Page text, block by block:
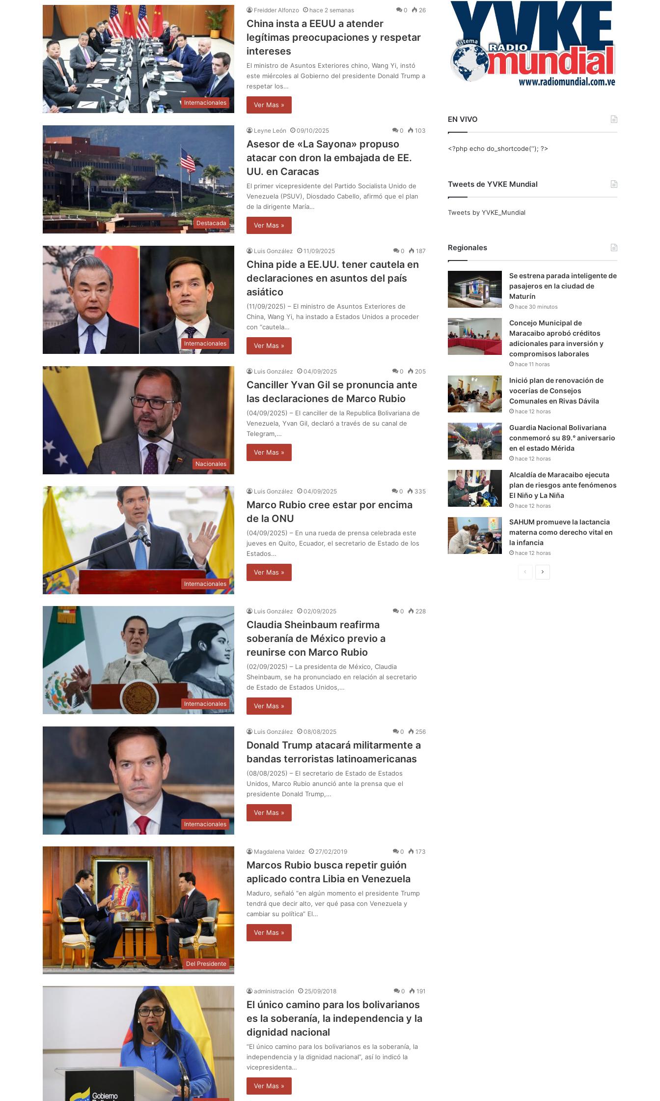
Internacionales
Freidder Alfonzo hace 2 semanas 0 26
China insta a EEUU a atender
legítimas preocupaciones y respetar
intereses
El ministro de Asuntos Exteriores chino, Wang Yi, instó
este miércoles al Gobierno del presidente Donald Trump a
respetar los…
Ver Mas »
Destacada
Leyne León 09/10/2025 0 103
Asesor de «La Sayona» propuso
atacar con dron la embajada de EE.
UU. en Caracas
El primer vicepresidente del Partido Socialista Unido de
Venezuela (PSUV), Diosdado Cabello, afirmó que el plan
de la dirigente María…
Ver Mas »
Internacionales
Luis González 11/09/2025 0 187
China pide a EE.UU. tener cautela en
declaraciones en asuntos del país
asiático
(11/09/2025) – El ministro de Asuntos Exteriores de
China, Wang Yi, ha instado a Estados Unidos a proceder
con “cautela…
Ver Mas »
Nacionales
Luis González 04/09/2025 0 205
Canciller Yvan Gil se pronuncia ante
las declaraciones de Marco Rubio
(04/09/2025) – El canciller de la Republica Bolivariana de
Venezuela, Yvan Gil, declaró a través de su canal de
Telegram,…
Ver Mas »
Internacionales
Luis González 04/09/2025 0 335
Marco Rubio cree estar por encima
de la ONU
(04/09/2025) – En una rueda de prensa celebrada este
jueves en Quito, Ecuador, el secretario de Estado de los
Estados…
Ver Mas »
Internacionales
Luis González 02/09/2025 0 228
Claudia Sheinbaum reafirma
soberanía de México previo a
reunirse con Marco Rubio
(02/09/2025) – La presidenta de México, Claudia
Sheinbaum, se ha pronunciado en relación al secretario
de Estado de Estados Unidos,…
Ver Mas »
Internacionales
Luis González 08/08/2025 0 256
Donald Trump atacará militarmente a
bandas terroristas latinoamericanas
(08/08/2025) – El secretario de Estado de Estados
Unidos, Marco Rubio anunció ante la prensa que el
presidente Donald Trump,…
Ver Mas »
Del Presidente
Magdalena Valdez 27/02/2019 0 173
Marcos Rubio busca repetir guión
aplicado contra Libia en Venezuela
Maduro, señaló “en algún momento el presidente Trump
tendrá que decir alto, ver qué pasa con Venezuela y
cambiar su política” El…
Ver Mas »
administración 25/09/2018 0 191
El único camino para los bolivarianos
es la soberanía, la independencia y la
dignidad nacional
“El único camino para los bolivarianos es la soberanía, la
independencia y la dignidad nacional”, así lo indicó la
vicepresidenta…
Ver Mas »
r
EN VIVO
<?php echo do_shortcode(‘‘); ?>
Tweets de YVKE Mundial
Tweets by YVKE_Mundial
Regionales
Se estrena parada inteligente de
pasajeros en la ciudad de
Maturín
hace 30 minutos
Concejo Municipal de
Maracaibo aprobó créditos
adicionales para inversión y
compromisos laborales
hace 11 horas
Inició plan de renovación de
vocerías de Consejos
Comunales en Rivas Dávila
hace 12 horas
Guardia Nacional Bolivariana
conmemoró su 89.° aniversario
en el estado Mérida
hace 12 horas
Alcaldía de Maracaibo ejecuta
plan de riesgos ante fenómenos
El Niño y La Niña
hace 12 horas
SAHUM promueve la lactancia
materna como derecho vital en
la infancia
hace 12 horas
S